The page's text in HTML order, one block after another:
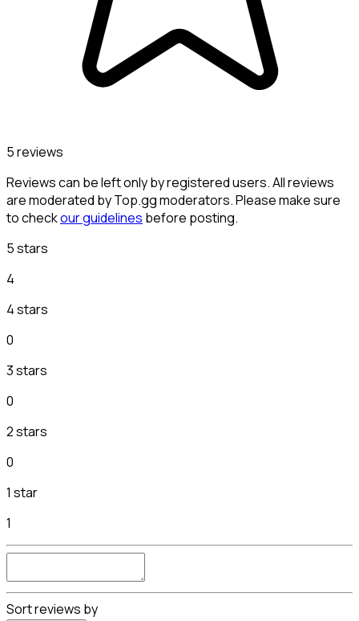
5 reviews
Reviews can be left only by registered users. All reviews
are moderated by Top.gg moderators. Please make sure
to checkour guidelines before posting.
5 stars
4
4 stars
0
3 stars
0
2 stars
0
1 star
1
Sort reviews by